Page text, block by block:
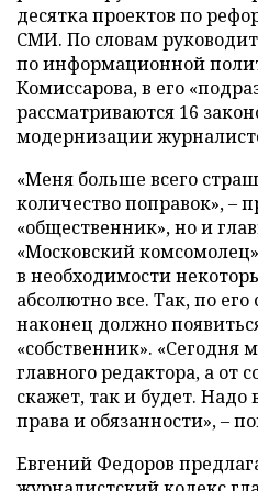
десятка проектов по
СМИ. По словам
по информационной
Комиссарова, в его
рассматриваются 16
модернизации
«Меня больше всего
количество поправок», –
«общественник», но и
«Московский
в необходимости
абсолютно все. Так, по его
наконец должно
«собственник». «Сегодня
главного редактора, а от
скажет, так и будет. Надо
права и обязанности», –
Евгений Федоров